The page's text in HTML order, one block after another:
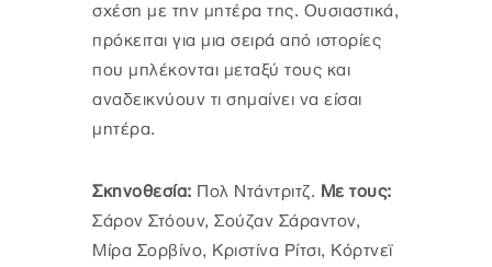
σχέση με την μητέρα της. Ουσιαστικά,
πρόκειται για μια σειρά από ιστορίες
που μπλέκονται μεταξύ τους και
αναδεικνύουν τι σημαίνει να είσαι
μητέρα.
Σκηνοθεσία: Πολ Ντάντριτζ. Με τους:
Σάρον Στόουν, Σούζαν Σάραντον,
Μίρα Σορβίνο, Κριστίνα Ρίτσι, Κόρτνεϊ